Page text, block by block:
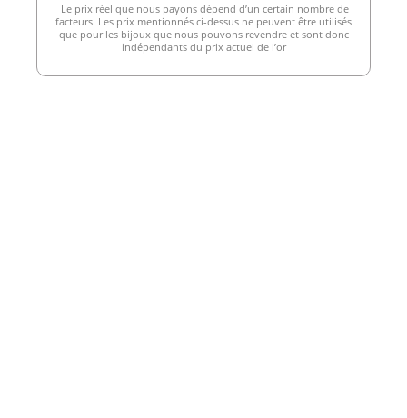
Le prix réel que nous payons dépend d’un certain nombre de
facteurs. Les prix mentionnés ci-dessus ne peuvent être utilisés
que pour les bijoux que nous pouvons revendre et sont donc
indépendants du prix actuel de l’or